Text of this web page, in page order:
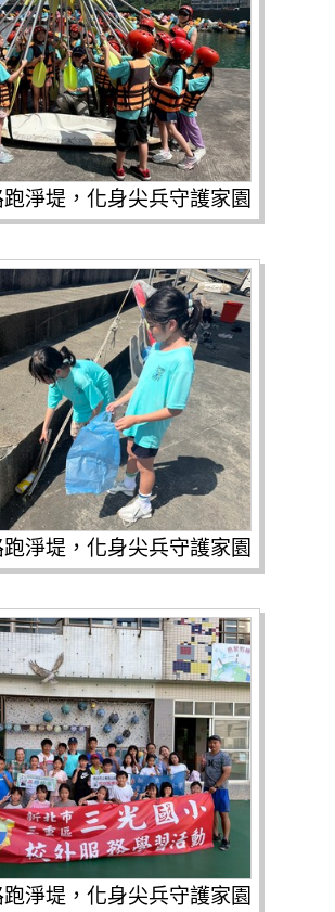
淨堤，化身尖兵守護家園
淨堤，化身尖兵守護家園
淨堤，化身尖兵守護家園